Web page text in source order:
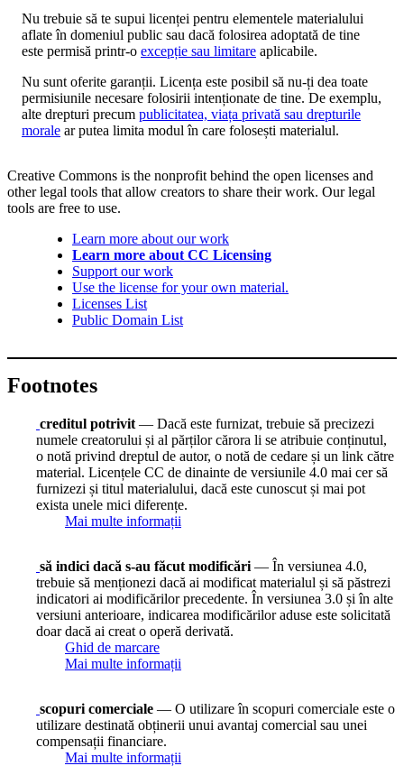
Nu trebuie să te supui licenței pentru elementele materialului
aflate în domeniul public sau dacă folosirea adoptată de tine
este permisă printr-o excepție sau limitare aplicabile.
Nu sunt oferite garanții. Licența este posibil să nu-ți dea toate
permisiunile necesare folosirii intenționate de tine. De exemplu,
alte drepturi precum publicitatea, viața privată sau drepturile
morale ar putea limita modul în care folosești materialul.
Creative Commons is the nonprofit behind the open licenses and
other legal tools that allow creators to share their work. Our legal
tools are free to use.
Learn more about our work
Learn more about CC Licensing
Support our work
Use the license for your own material.
Licenses List
Public Domain List
Footnotes
creditul potrivit — Dacă este furnizat, trebuie să precizezi
numele creatorului și al părților cărora li se atribuie conținutul,
o notă privind dreptul de autor, o notă de cedare și un link către
material. Licențele CC de dinainte de versiunile 4.0 mai cer să
furnizezi și titul materialului, dacă este cunoscut și mai pot
exista unele mici diferențe.
Mai multe informații
să indici dacă s-au făcut modificări — În versiunea 4.0,
trebuie să menționezi dacă ai modificat materialul și să păstrezi
indicatori ai modificărilor precedente. În versiunea 3.0 și în alte
versiuni anterioare, indicarea modificărilor aduse este solicitată
doar dacă ai creat o operă derivată.
Ghid de marcare
Mai multe informații
scopuri comerciale — O utilizare în scopuri comerciale este o
utilizare destinată obținerii unui avantaj comercial sau unei
compensații financiare.
Mai multe informații